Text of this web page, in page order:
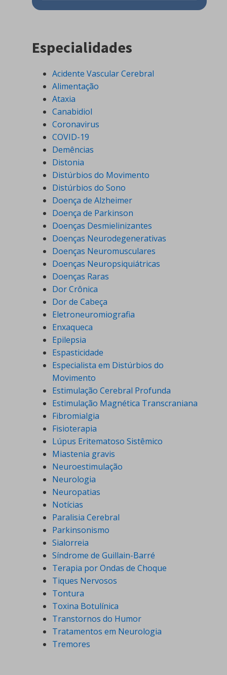
Especialidades
Acidente Vascular Cerebral
Alimentação
Ataxia
Canabidiol
Coronavirus
COVID-19
Demências
Distonia
Distúrbios do Movimento
Distúrbios do Sono
Doença de Alzheimer
Doença de Parkinson
Doenças Desmielinizantes
Doenças Neurodegenerativas
Doenças Neuromusculares
Doenças Neuropsiquiátricas
Doenças Raras
Dor Crônica
Dor de Cabeça
Eletroneuromiografia
Enxaqueca
Epilepsia
Espasticidade
Especialista em Distúrbios do
Movimento
Estimulação Cerebral Profunda
Estimulação Magnética Transcraniana
Fibromialgia
Fisioterapia
Lúpus Eritematoso Sistêmico
Miastenia gravis
Neuroestimulação
Neurologia
Neuropatias
Notícias
Paralisia Cerebral
Parkinsonismo
Sialorreia
Síndrome de Guillain-Barré
Terapia por Ondas de Choque
Tiques Nervosos
Tontura
Toxina Botulínica
Transtornos do Humor
Tratamentos em Neurologia
Tremores